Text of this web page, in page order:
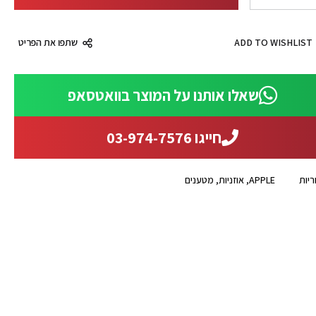
ADD TO WISHLIST שתפו את הפריט
שאלו אותנו על המוצר בוואטסאפ
חייגו 03-974-7576
APPLE
,אוזניות, מטענים